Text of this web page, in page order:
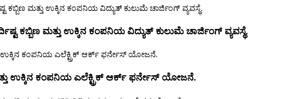
ಕಬ್ಬಿಣ ಮತ್ತು ಉಕ್ಕಿನ ಕಂಪನಿಯ ವಿದ್ಯುತ್ ಕುಲುಮೆ ಚಾರ್ಜಿಂಗ್ ವ್ಯವಸ್ಥೆ.
ಉಕ್ಕಿನ ಕಂಪನಿಯ ಎಲೆಕ್ಟ್ರಿಕ್ ಆರ್ಕ್ ಫರ್ನೇಸ್ ಯೋಜನೆ.